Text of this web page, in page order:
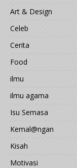
Art & Design
Celeb
Cerita
Food
ilmu
ilmu agama
Isu Semasa
Kemal@ngan
Kisah
Motivasi